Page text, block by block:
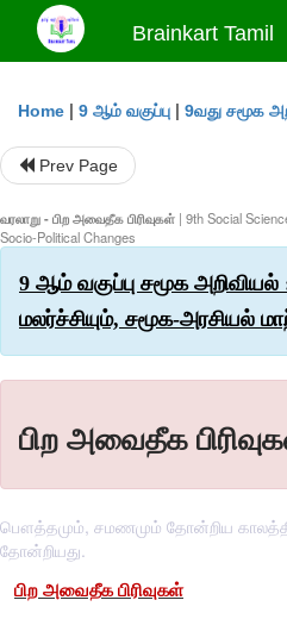
Brainkart Tamil
Home | 9 ஆம் வகுப்பு | 9வது சமூக
Prev Page
வரலாறு - பிற அவைதீக பிரிவுகள் | 9th Social
Socio-Political Changes
9 ஆம் வகுப்பு சமூக அறிவியல்
மலர்ச்சியும், சமூக-அரசியல்
பிற அவைதீக
பௌத்தமும், சமணமும் தோன்றிய
தோன்றியது.